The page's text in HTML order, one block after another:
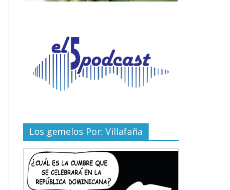
Los gemelos Por: Villafaña